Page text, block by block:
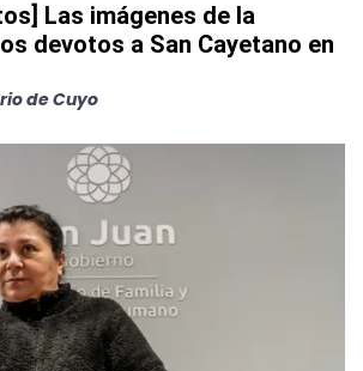
Las imágenes de la
devotos a San Cayetano en
de Cuyo